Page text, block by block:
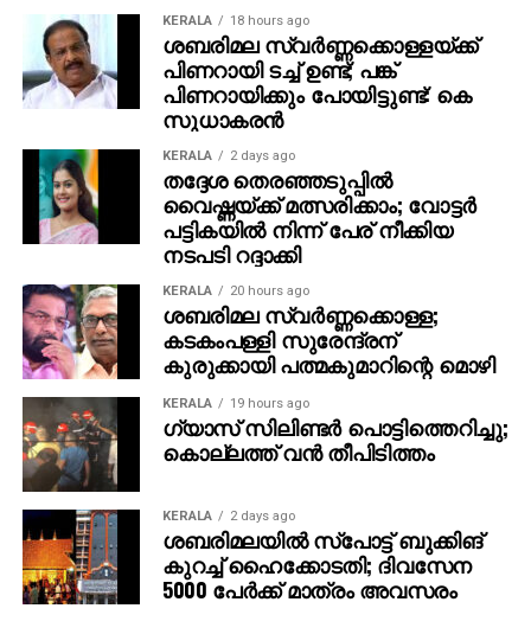
KERALA 18 hours ago
ശബരിമല സ്വര്‍ണ്ണക്കൊള്ളയ്ക്ക്
പിണറായി ടച്ച് ഉണ്ട്; പങ്ക്
പിണറായിക്കും പോയിട്ടുണ്ട്: കെ
സുധാകരന്‍
KERALA 2 days ago
തദ്ദേശ തെരഞ്ഞടുപ്പില്‍
വൈഷ്ണയ്ക്ക് മത്സരിക്കാം; വോട്ടര്‍
പട്ടികയില്‍ നിന്ന് പേര് നീക്കിയ
നടപടി റദ്ദാക്കി
KERALA 20 hours ago
ശബരിമല സ്വര്‍ണ്ണക്കൊള്ള;
കടകംപള്ളി സുരേന്ദ്രന്
കുരുക്കായി പത്മകുമാറിന്റെ മൊഴി
KERALA 19 hours ago
ഗ്യാസ് സിലിണ്ടര്‍ പൊട്ടിത്തെറിച്ചു;
കൊല്ലത്ത് വന്‍ തീപിടിത്തം
KERALA 2 days ago
ശബരിമലയില്‍ സ്‌പോട്ട് ബുക്കിങ്
കുറച്ച് ഹൈക്കോടതി; ദിവസേന
5000 പേര്‍ക്ക് മാത്രം അവസരം